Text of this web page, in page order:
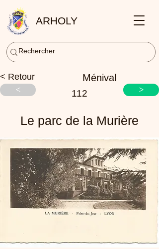
ARHOLY
< Retour
<
>
Ménival
112
Le parc de la Murière